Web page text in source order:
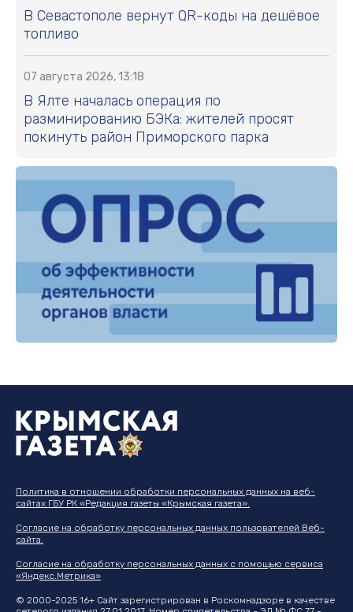
В Севастополе вернут QR-коды на дешёвое
топливо
07 августа 2026, 13:18
В Ялте началась операция по
разминированию БЭКа: жителей просят
покинуть район Приморского парка
Политика в отношении обработки персональных данных на веб-
сайтах ГБУ РК «Редакция газеты «Крымская газета».
Согласие на обработку персональных данных пользователей Веб-
сайта.
Согласие на обработку персональных данных с помощью сервиса
«Яндекс.Метрика»
© 2000-2025 16+ Сайт зарегистрирован в Роскомнадзоре в качестве